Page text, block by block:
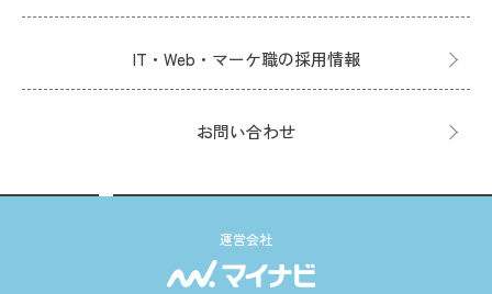
IT・Web・マーケ職の採用情報
お問い合わせ
運営会社